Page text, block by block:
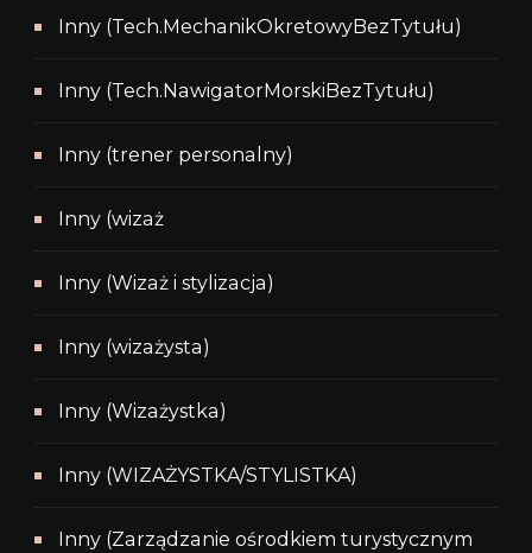
Inny (Tech.MechanikOkretowyBezTytułu)
Inny (Tech.NawigatorMorskiBezTytułu)
Inny (trener personalny)
Inny (wizaż
Inny (Wizaż i stylizacja)
Inny (wizażysta)
Inny (Wizażystka)
Inny (WIZAŻYSTKA/STYLISTKA)
Inny (Zarządzanie ośrodkiem turystycznym